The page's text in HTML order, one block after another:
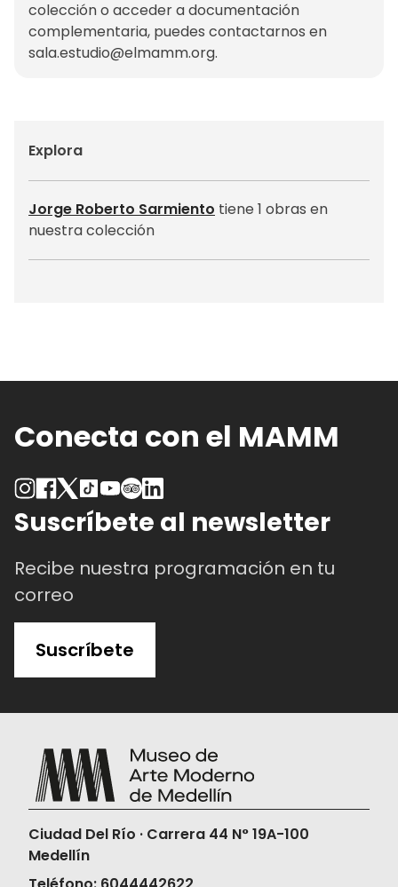
colección o acceder a documentación
complementaria, puedes contactarnos en
sala.estudio@elmamm.org.
Explora
Jorge Roberto Sarmiento tiene 1 obras en
nuestra colección
Conecta con el MAMM
Suscríbete al newsletter
Recibe nuestra programación en tu
correo
Suscríbete
Ciudad Del Río · Carrera 44 N° 19A-100
Medellín